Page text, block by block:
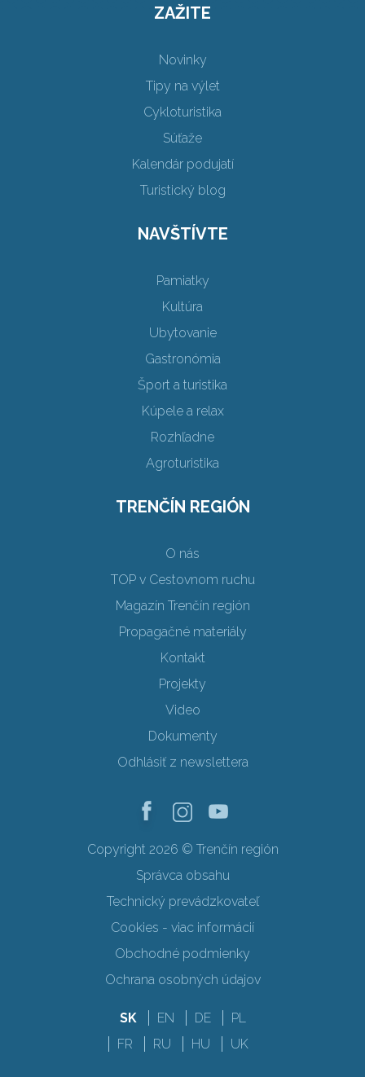
ZAŽITE
Novinky
Tipy na výlet
Cykloturistika
Súťaže
Kalendár podujatí
Turistický blog
NAVŠTÍVTE
Pamiatky
Kultúra
Ubytovanie
Gastronómia
Šport a turistika
Kúpele a relax
Rozhľadne
Agroturistika
TRENČÍN REGIÓN
O nás
TOP v Cestovnom ruchu
Magazín Trenčín región
Propagačné materiály
Kontakt
Projekty
Video
Dokumenty
Odhlásiť z newslettera
Copyright 2026 © Trenčín región
Správca obsahu
Technický prevádzkovateľ
Cookies - viac informácií
Obchodné podmienky
Ochrana osobných údajov
SK EN DE
PL
FR
RU HU UK